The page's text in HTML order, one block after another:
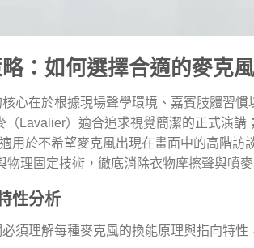
：如何選擇合適的麥克風
心在於根據現場聲學環境、嘉賓肢體習
Lavalier）適合追求視覺簡潔的正式演
用於不希望麥克風出現在畫面中的高階
物理固定技術，徹底消除衣物摩擦聲與噴
性分析
須理解每種麥克風的換能原理與指向特性